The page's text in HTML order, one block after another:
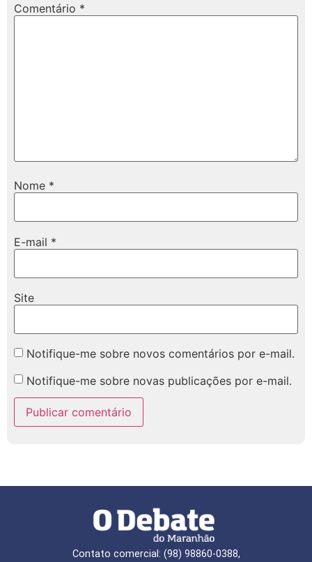
Comentário *
Nome *
E-mail *
Site
Notifique-me sobre novos comentários por e-mail.
Notifique-me sobre novas publicações por e-mail.
Contato comercial: (98) 98860-0388,